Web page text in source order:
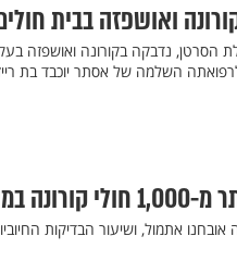
ואושפזה בבית
נדבקה בקורונה ואושפזה
השלמה של אסתר יוכבד בת
קשה